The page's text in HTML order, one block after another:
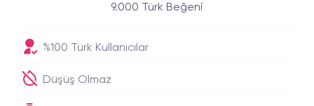
9.000 Türk Beğeni
%100 Türk Kullanıcılar
Düşüş Olmaz